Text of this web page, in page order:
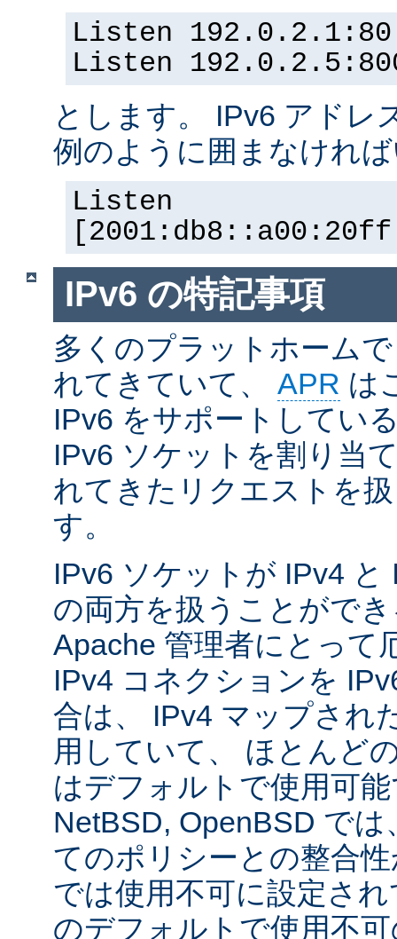
Listen 192.0.2.1:80
Listen
とします。 IPv6 アドレ
例のように囲まなけれ
Listen
IPv6 の特記事項
多くのプラットホーム
れてきていて、 APR は
IPv6 をサポートしてい
IPv6 ソケットを割り当
れてきたリクエストを
す。
IPv6 ソケットが IPv4
の両方を扱うことがで
Apache 管理者にとって
IPv4 コネクションを
合は、 IPv4 マップされ
用していて、 ほとんど
はデフォルトで使用可
NetBSD, OpenBSD で
てのポリシーとの整合
では使用不可に設定さ
のデフォルトで使用不